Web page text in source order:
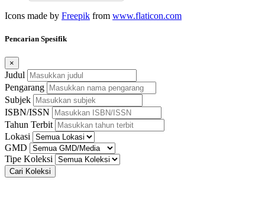
Icons made by Freepik from www.flaticon.com
Pencarian Spesifik
×
Judul
Pengarang
Subjek
ISBN/ISSN
Tahun Terbit
Lokasi
GMD
Tipe Koleksi
Cari Koleksi